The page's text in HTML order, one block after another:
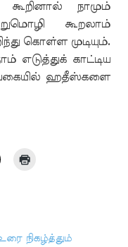
நாமும்
கூறலாம்
கொள்ள முடியும்.
எடுத்துக் காட்டிய
ஹதீஸ்களை
நிகழ்த்தும்